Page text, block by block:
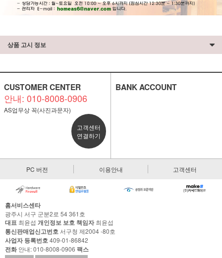
상품 고시 정보
CUSTOMER CENTER
안내: 010-8008-0906
AS업무상 꼭(사진과문자)
고객센터
연결하기
BANK ACCOUNT
PC 버전 이용안내 고객센터
홈서비스센타
광주시 서구 군분2로 54 361호
대표 최윤섭 개인정보 보호 책임자최윤섭
통신판매업신고번호 서구청 제2004 -80호
사업자 등록번호409-01-86842
전화안내: 010-8008-0906 팩스